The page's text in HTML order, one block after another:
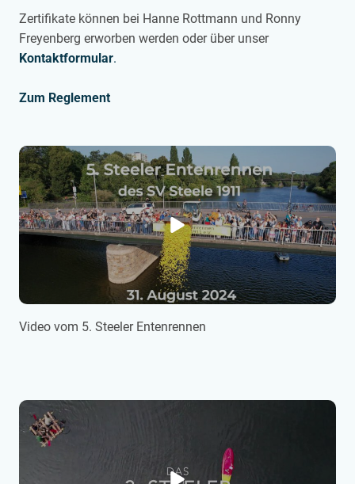
Zertifikate können bei Hanne Rottmann und Ronny
Freyenberg erworben werden oder über unser
Kontaktformular.
Zum Reglement
Video vom 5. Steeler Entenrennen